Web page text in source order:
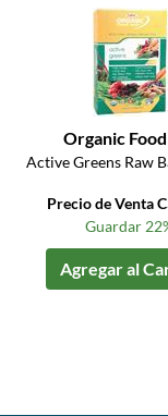
Organic
Active Greens Raw
Precio de Venta
Guardar
Agregar al